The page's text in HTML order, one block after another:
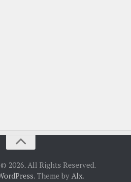
2026. All Rights Reserved.
. Theme by Alx.